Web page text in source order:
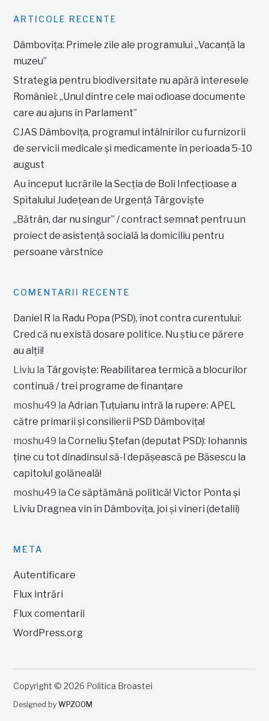
ARTICOLE RECENTE
Dâmbovița: Primele zile ale programului „Vacanță la
muzeu”
Strategia pentru biodiversitate nu apără interesele
României: „Unul dintre cele mai odioase documente
care au ajuns în Parlament”
CJAS Dâmbovița, programul întâlnirilor cu furnizorii
de servicii medicale și medicamente în perioada 5-10
august
Au început lucrările la Secția de Boli Infecțioase a
Spitalului Județean de Urgență Târgoviște
„Bătrân, dar nu singur” / contract semnat pentru un
proiect de asistență socială la domiciliu pentru
persoane vârstnice
COMENTARII RECENTE
Daniel R la Radu Popa (PSD), înot contra curentului:
Cred că nu există dosare politice. Nu știu ce părere
au alții!
Liviu la Târgoviște: Reabilitarea termică a blocurilor
continuă / trei programe de finanțare
moshu49 la Adrian Țuțuianu intră la rupere: APEL
către primarii și consilierii PSD Dâmbovița!
moshu49 laCorneliu Ștefan (deputat PSD): Iohannis
ține cu tot dinadinsul să-l depășească pe Băsescu la
capitolul golăneală!
moshu49 laCe săptămână politică! Victor Ponta și
Liviu Dragnea vin în Dâmbovița, joi și vineri (detalii)
META
Autentificare
Flux intrări
Flux comentarii
WordPress.org
Copyright © 2026 Politica Broastei
Designed byWPZOOM